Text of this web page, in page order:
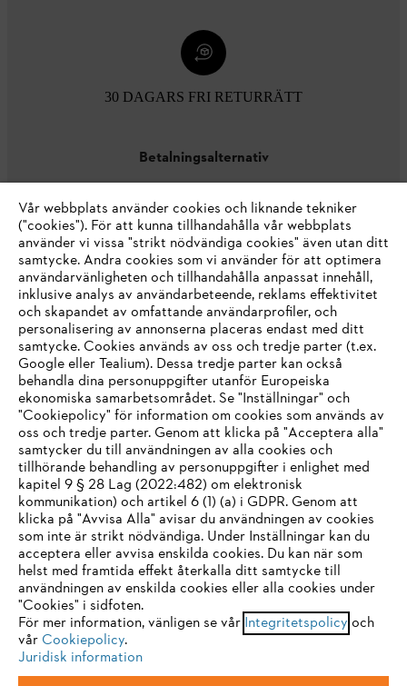
30 DAGARS FRI RETURRÄTT
Betalningsalternativ
Företaget
STIHL FAQ
Service
Allmänna villkor och bestämmelser
Integritetspolicy
Juridisk information
IHR BROWSER WIRD NICHT
UNTERSTÜTZT
Sie nutzen einen Browser, den wir noch nicht unterstützen. Für
eine optimale Nutzung unserer Seite empfehlen wir Ihnen, zu
einem der folgenden Browser zu wechseln:
Firefox Chrome
Vår webbplats använder cookies och liknande tekniker
("cookies"). För att kunna tillhandahålla vår webbplats
använder vi vissa "strikt nödvändiga cookies" även utan ditt
samtycke. Andra cookies som vi använder för att optimera
användarvänligheten och tillhandahålla anpassat innehåll,
inklusive analys av användarbeteende, reklams effektivitet
och skapandet av omfattande användarprofiler, och
personalisering av annonserna placeras endast med ditt
samtycke. Cookies används av oss och tredje parter (t.ex.
Google eller Tealium). Dessa tredje parter kan också
behandla dina personuppgifter utanför Europeiska
ekonomiska samarbetsområdet. Se "Inställningar" och
"Cookiepolicy" för information om cookies som används av
oss och tredje parter. Genom att klicka på "Acceptera alla"
samtycker du till användningen av alla cookies och
tillhörande behandling av personuppgifter i enlighet med
kapitel 9 § 28 Lag (2022:482) om elektronisk
kommunikation) och artikel 6 (1) (a) i GDPR. Genom att
klicka på "Avvisa Alla" avisar du användningen av cookies
som inte är strikt nödvändiga. Under Inställningar kan du
acceptera eller avvisa enskilda cookies. Du kan när som
helst med framtida effekt återkalla ditt samtycke till
användningen av enskilda cookies eller alla cookies under
"Cookies" i sidfoten.
För mer information, vänligen se vår Integritetspolicy och
vår Cookiepolicy.
Juridisk information